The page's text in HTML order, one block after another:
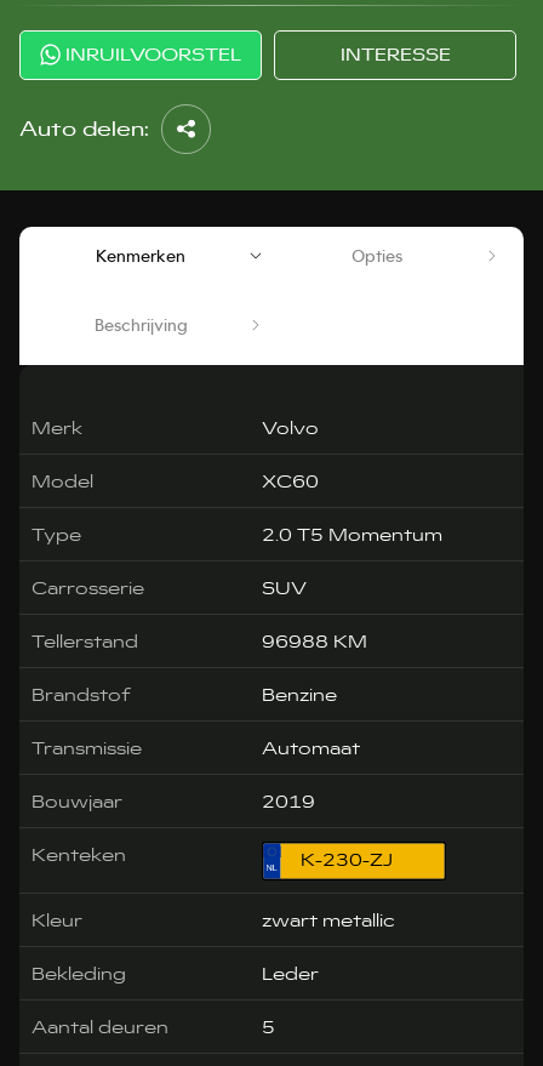
INRUILVOORSTEL INTERESSE
Auto delen:
Kenmerken Opties
Beschrijving
Merk Volvo
Model XC60
Type 2.0 T5 Momentum
Carrosserie SUV
Tellerstand 96988 KM
Brandstof Benzine
Transmissie Automaat
Bouwjaar 2019
Kenteken K-230-ZJ
Kleur zwart metallic
Bekleding Leder
Aantal deuren 5